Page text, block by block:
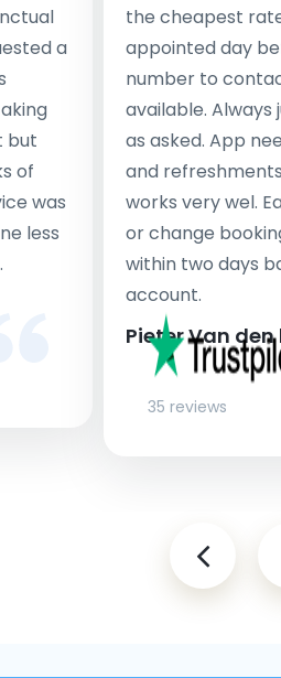
a
but
of
was
less
the cheapest
appointed day
number to
available. Always
as asked. App
and
works very wel.
or change
within two days
account.
Pieter Van
35 reviews